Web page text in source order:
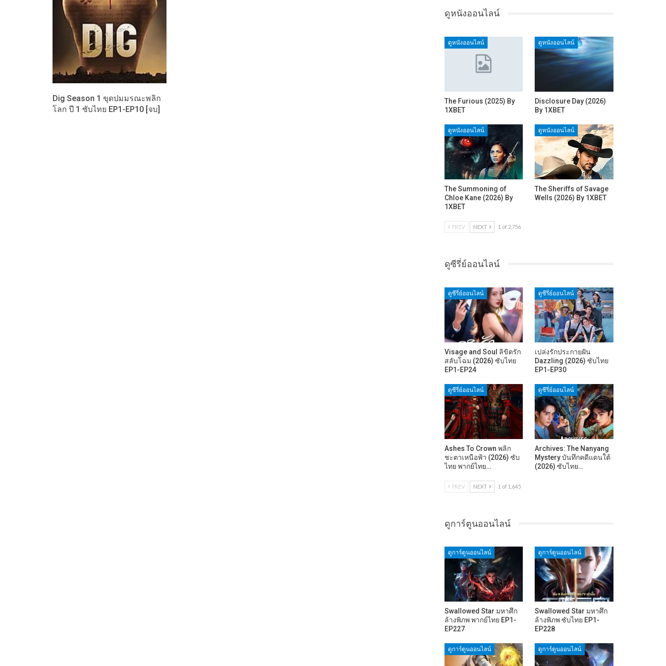
Dig Season 1 ขุดปมมรณะพลิก
โลก ปี 1 ซับไทย EP1-EP10 [จบ]
ดูหนังออนไลน์
ดูหนังออนไลน์
The Furious (2025) By
1XBET
ดูหนังออนไลน์
Disclosure Day (2026)
By 1XBET
ดูหนังออนไลน์
The Summoning of
Chloe Kane (2026) By
1XBET
ดูหนังออนไลน์
The Sheriffs of Savage
Wells (2026) By 1XBET
PREV NEXT 1 of 2,756
ดูซีรี่ย์ออนไลน์
ดูซีรี่ย์ออนไลน์
Visage and Soul ลิขิตรัก
สลับโฉม (2026) ซับไทย
EP1-EP24
ดูซีรี่ย์ออนไลน์
เปล่งรักประกายฝัน
Dazzling (2026) ซับไทย
EP1-EP30
ดูซีรี่ย์ออนไลน์
Ashes To Crown พลิก
ชะตาเหนือฟ้า (2026) ซับ
ไทย พากย์ไทย…
ดูซีรี่ย์ออนไลน์
Archives: The Nanyang
Mystery บันทึกคดีแดนใต้
(2026) ซับไทย…
PREV NEXT 1 of 1,645
ดูการ์ตูนออนไลน์
ดูการ์ตูนออนไลน์
Swallowed Star มหาศึก
ล้างพิภพ พากย์ไทย EP1-
EP227
ดูการ์ตูนออนไลน์
Swallowed Star มหาศึก
ล้างพิภพ ซับไทย EP1-
EP228
ดูการ์ตูนออนไลน์ ดูการ์ตูนออนไลน์